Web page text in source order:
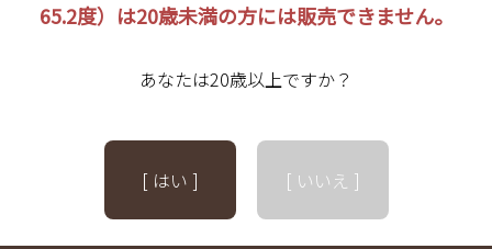
65.2度）は20歳未満の方には販売できません。
あなたは20歳以上ですか？
[ はい ] [ いいえ ]